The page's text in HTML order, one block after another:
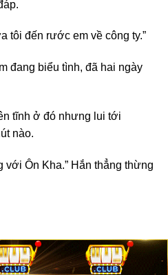
tôi đến rước em về công ty.”
đang biểu tình, đã hai ngày
tĩnh ở đó nhưng lui tới
nào.
với Ôn Kha.” Hắn thẳng thừng